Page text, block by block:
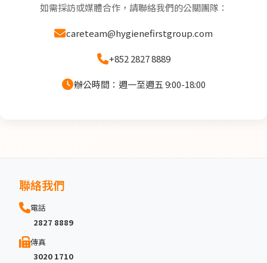
如需採訪或媒體合作，請聯絡我們的公關團隊：
careteam@hygienefirstgroup.com
+852 2827 8889
辦公時間：週一至週五 9:00-18:00
聯絡我們
電話
2827 8889
傳真
3020 1710